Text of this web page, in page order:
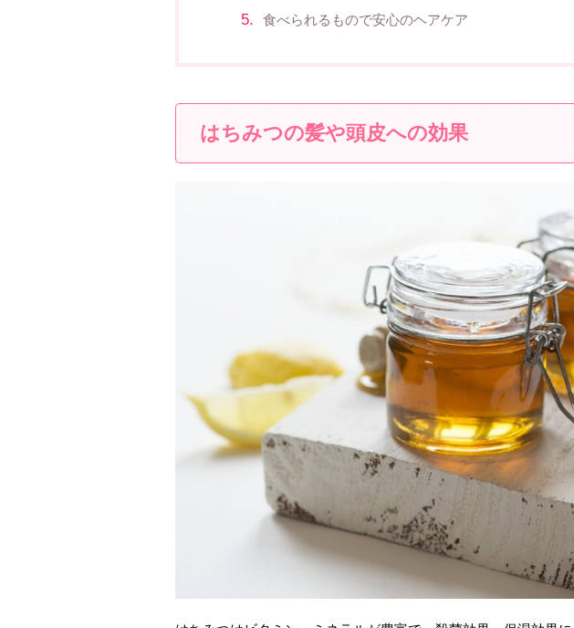
食べられるもので安心のヘアケア
はちみつの髪や頭皮への効果